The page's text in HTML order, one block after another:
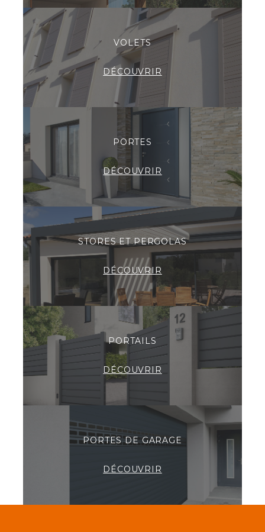
VOLETS
DÉCOUVRIR
PORTES
DÉCOUVRIR
STORES ET PERGOLAS
DÉCOUVRIR
PORTAILS
DÉCOUVRIR
PORTES DE GARAGE
DÉCOUVRIR